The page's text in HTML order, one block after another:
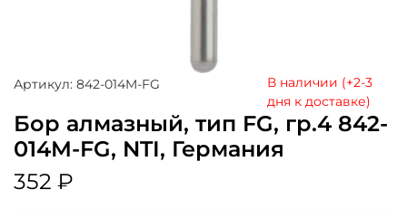
Артикул: 842-014M-FG
В наличии (+2-3
дня к доставке)
Бор алмазный, тип FG, гр.4 842-
014M-FG, NTI, Германия
352 ₽